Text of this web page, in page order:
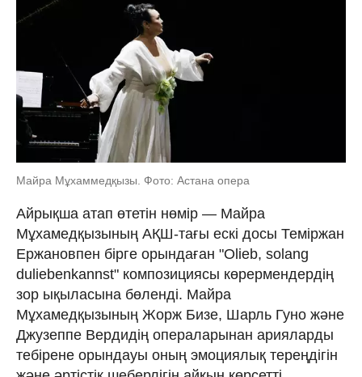
Майра Мұхаммедқызы. Фото: Астана опера
Айрықша атап өтетін нөмір — Майра
Мұхамедқызының АҚШ-тағы ескі досы Теміржан
Ержановпен бірге орындаған "Olieb, solang
duliebenkannst" композициясы көрермендердің
зор ықыласына бөленді. Майра
Мұхамедқызының Жорж Бизе, Шарль Гуно және
Джузеппе Вердидің операларынан арияларды
тебірене орындауы оның эмоциялық тереңдігін